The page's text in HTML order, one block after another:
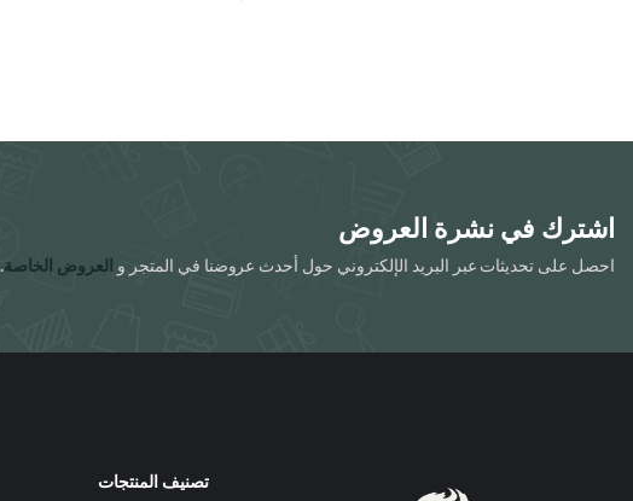
اشترك في نشرة العروض
احصل على تحديثات عبر البريد الإلكتروني حول أحدث عروضنا في المتجر و العروض الخاصة.
تصنيف المنتجات